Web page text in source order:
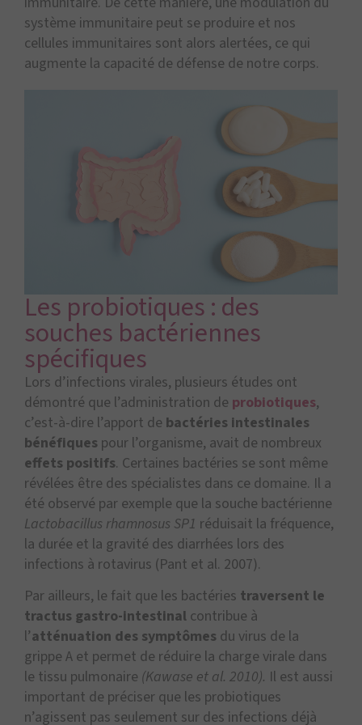
système immunitaire peut se produire et nos
cellules immunitaires sont alors alertées, ce qui
augmente la capacité de défense de notre corps.
Les probiotiques : des
souches bactériennes
spécifiques
Lors d’infections virales, plusieurs études ont
démontré que l’administration de probiotiques,
c’est-à-dire l’apport de bactéries intestinales
bénéfiques pour l’organisme, avait de nombreux
effets positifs. Certaines bactéries se sont même
révélées être des spécialistes dans ce domaine. Il a
été observé par exemple que la souche bactérienne
Lactobacillus rhamnosus SP1 réduisait la fréquence,
la durée et la gravité des diarrhées lors des
infections à rotavirus (Pant et al. 2007).
Par ailleurs, le fait que les bactéries traversent le
tractus gastro-intestinal contribue à
l’atténuation des symptômes du virus de la
grippe A et permet de réduire la charge virale dans
le tissu pulmonaire (Kawase et al. 2010). Il est aussi
important de préciser que les probiotiques
n’agissent pas seulement sur des infections déjà